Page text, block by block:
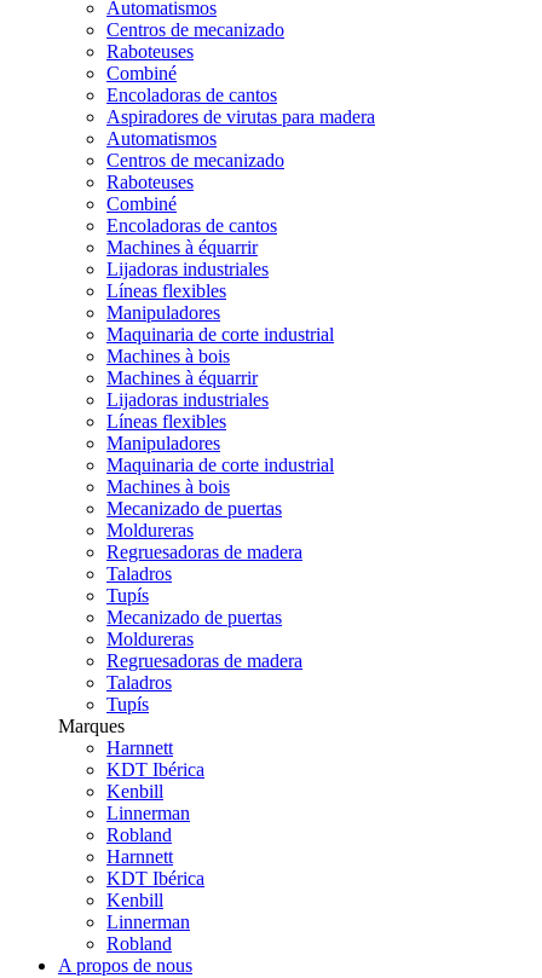
Automatismos
Centros de mecanizado
Raboteuses
Combiné
Encoladoras de cantos
Aspiradores de virutas para madera
Automatismos
Centros de mecanizado
Raboteuses
Combiné
Encoladoras de cantos
Machines à équarrir
Lijadoras industriales
Líneas flexibles
Manipuladores
Maquinaria de corte industrial
Machines à bois
Machines à équarrir
Lijadoras industriales
Líneas flexibles
Manipuladores
Maquinaria de corte industrial
Machines à bois
Mecanizado de puertas
Moldureras
Regruesadoras de madera
Taladros
Tupís
Mecanizado de puertas
Moldureras
Regruesadoras de madera
Taladros
Tupís
Marques
Harnnett
KDT Ibérica
Kenbill
Linnerman
Robland
Harnnett
KDT Ibérica
Kenbill
Linnerman
Robland
A propos de nous